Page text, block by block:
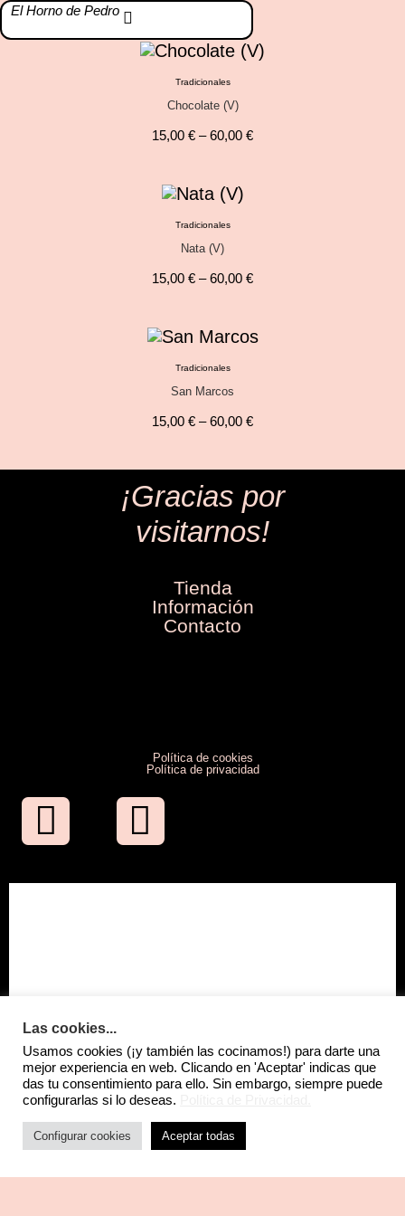
El Horno de Pedro
Tradicionales
Chocolate (V)
15,00 € –60,00 €
Tradicionales
Nata (V)
15,00 € –60,00 €
Tradicionales
San Marcos
15,00 € –60,00 €
¡Gracias por
visitarnos!
Tienda
Información
Contacto
Política de cookies
Política de privacidad
Las cookies...
Usamos cookies (¡y también las cocinamos!) para darte una
mejor experiencia en web. Clicando en 'Aceptar' indicas que
das tu consentimiento para ello. Sin embargo, siempre puede
configurarlas si lo deseas.
Configurar cookies Aceptar todas